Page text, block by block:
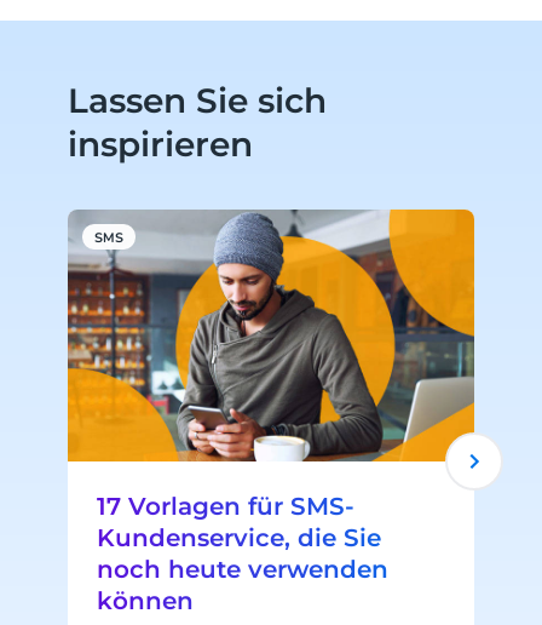
Lassen Sie sich
inspirieren
SMS
17 Vorlagen für SMS-
Kundenservice, die Sie
noch heute verwenden
können